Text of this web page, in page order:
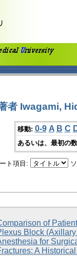
者 Iwagami,
移動: 0-9 A B C
あるいは、最初の
ト項目:
of
Block
for
A